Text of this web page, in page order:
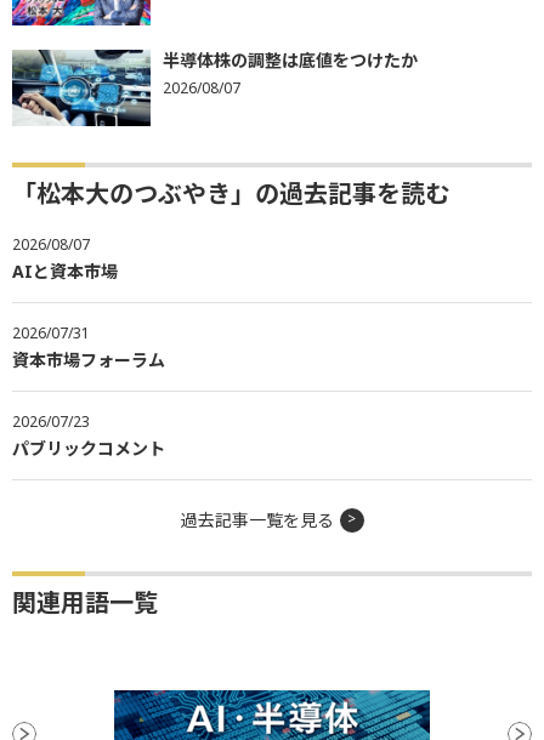
半導体株の調整は底値をつけたか
2026/08/07
「松本大のつぶやき」の過去記事を読む
2026/08/07
AIと資本市場
2026/07/31
資本市場フォーラム
2026/07/23
パブリックコメント
過去記事一覧を見る
関連用語一覧